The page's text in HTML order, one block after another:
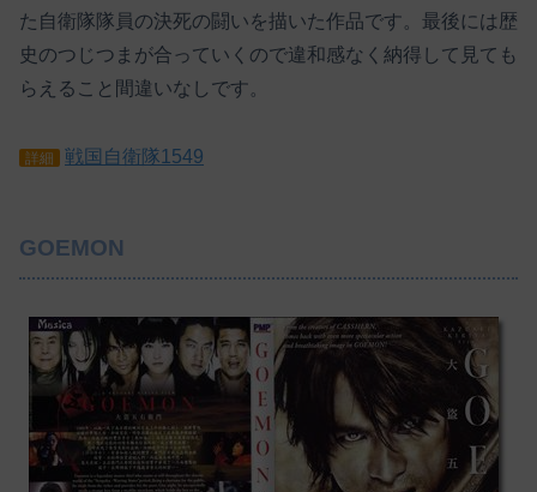
た自衛隊隊員の決死の闘いを描いた作品です。最後には歴
史のつじつまが合っていくので違和感なく納得して見ても
らえること間違いなしです。
詳細 戦国自衛隊1549
GOEMON